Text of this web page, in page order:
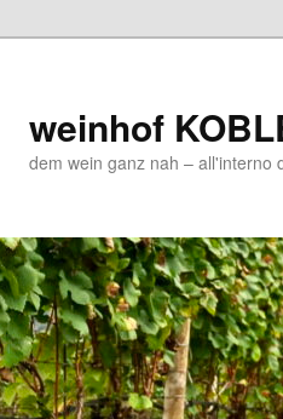
weinhof
dem wein ganz nah – all'interno